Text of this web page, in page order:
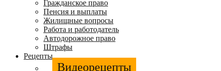
Гражданское право
Пенсия и выплаты
Жилищные вопросы
Работа и работодатель
Автодорожное право
Штрафы
Рецепты
Видеорецепты